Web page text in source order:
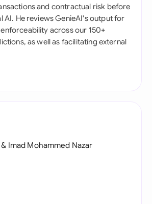
and contractual risk before
AI. He reviews GenieAI's output for
across our 150+
as well as facilitating external
& Imad Mohammed Nazar